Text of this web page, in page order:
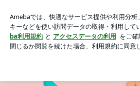
アプリをダウンロードして ブログの更新通知
ょう。